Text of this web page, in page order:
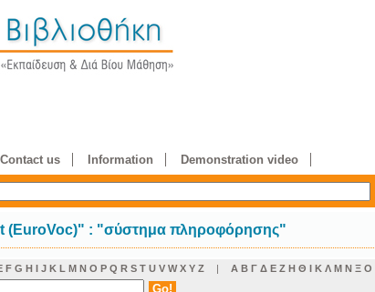
Contact us Information Demonstration video
(EuroVoc)" : "σύστημα πληροφόρησης"
F G H I J K L M N O P Q R S T U V W X Y Z | Α Β Γ Δ Ε Ζ Η Θ Ι Κ Λ Μ Ν Ξ Ο